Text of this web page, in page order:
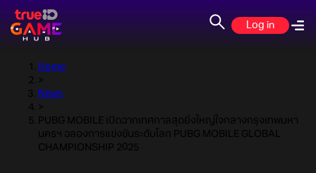
Log in
Home
>
News
>
PUBG MOBILE เปิดฉากเทศกาลสุดยิ่งใหญ่ใจกลางกรุงเทพมหา
นครฯ ฉลองการแข่งขันระดับโลก PUBG MOBILE GLOBAL
CHAMPIONSHIP 2025